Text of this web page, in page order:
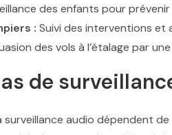
des enfants pour
: Suivi des interventions
des vols à l’étalage par
de
surveillance audio dépendent